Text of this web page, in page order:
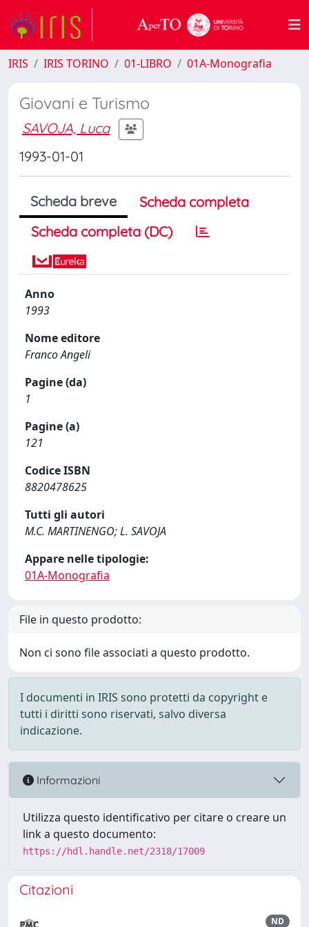
IRIS IRIS TORINO 01-LIBRO 01A-Monografia
Giovani e Turismo
SAVOJA, Luca
1993-01-01
Scheda breve
Scheda completa
Scheda completa (DC)
Anno
1993
Nome editore
Franco Angeli
Pagine (da)
1
Pagine (a)
121
Codice ISBN
8820478625
Tutti gli autori
M.C. MARTINENGO; L. SAVOJA
Appare nelle tipologie:
01A-Monografia
File in questo prodotto:
Non ci sono file associati a questo prodotto.
I documenti in IRIS sono protetti da copyright e
tutti i diritti sono riservati, salvo diversa
indicazione.
Informazioni
Utilizza questo identificativo per citare o creare un
link a questo documento:
https://hdl.handle.net/2318/17009
Citazioni
ND